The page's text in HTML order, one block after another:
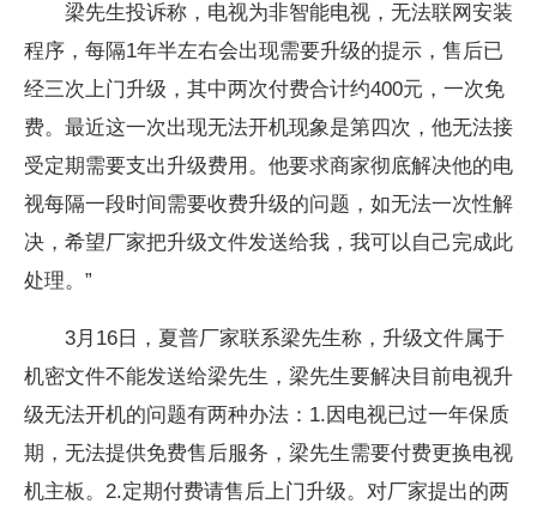
梁先生投诉称，电视为非智能电视，无法联网安装
程序，每隔1年半左右会出现需要升级的提示，售后已
经三次上门升级，其中两次付费合计约400元，一次免
费。最近这一次出现无法开机现象是第四次，他无法接
受定期需要支出升级费用。 他要求商家彻底解决他的电
视每隔一段时间需要收费升级的问题，如无法一次性解
决，希望厂家把升级文件发送给我，我可以自己完成此
处理。”
3月16日，夏普厂家联系梁先生称，升级文件属于
机密文件不能发送给梁先生，梁先生要解决目前电视升
级无法开机的问题有两种办法：1.因电视已过一年保质
期，无法提供免费售后服务，梁先生需要付费更换电视
机主板。2.定期付费请售后上门升级。对厂家提出的两